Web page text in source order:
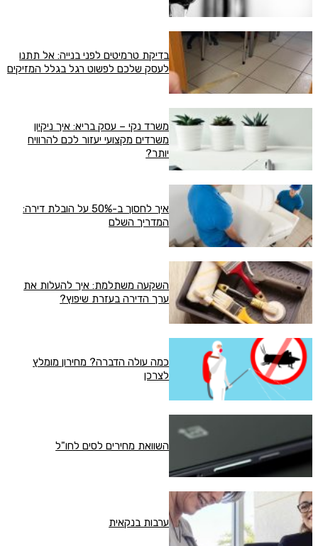
בדיקת טרמיטים לפני בנייה: אל תתנו
לעסק שלכם לפשוט רגל בגלל המזיקים
משרד נקי – עסק בריא: איך ניקיון
משרדים מקצועי יעזור לכם להרוויח
יותר?
איך לחסוך ב-50% על הובלת דירה:
המדריך השלם
השקעה משתלמת: איך להעלות את
ערך הדירה בעזרת שיפוץ?
כמה עולה הדברה? מחירון מומלץ
לצרכן
השוואת מחירים לסים לחו"ל
ערבות בנקאית